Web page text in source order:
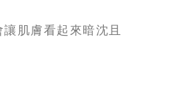
肌膚看起來暗沈且